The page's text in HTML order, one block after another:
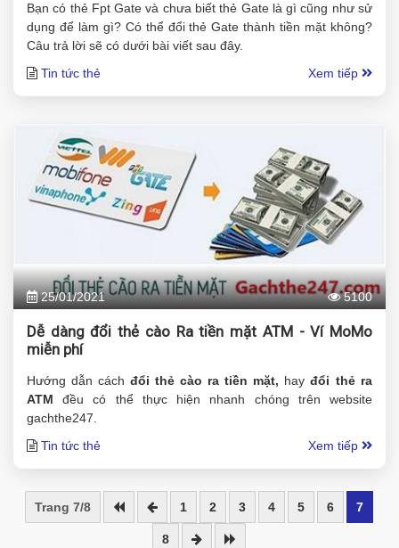
Bạn có thẻ Fpt Gate và chưa biết thẻ Gate là gì cũng như sử
dụng để làm gì? Có thể đổi thẻ Gate thành tiền mặt không?
Câu trả lời sẽ có dưới bài viết sau đây.
Tin tức thẻ
Xem tiếp
25/01/2021 5100
Dễ dàng đổi thẻ cào Ra tiền mặt ATM - Ví MoMo
miễn phí
Hướng dẫn cách đổi thẻ cào ra tiền mặt, hay đổi thẻ ra
ATM đều có thể thực hiện nhanh chóng trên website
gachthe247.
Tin tức thẻ
Xem tiếp
Trang 7/8 1 2 3 4 5 6 7
8